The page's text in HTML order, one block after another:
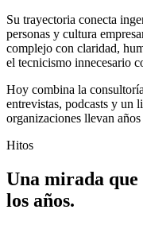
Su trayectoria conecta
personas y cultura
complejo con claridad,
el tecnicismo innecesario
Hoy combina la
entrevistas, podcasts y un
organizaciones llevan
Hitos
Una mirada que
los años.